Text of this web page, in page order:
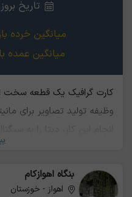
تاریخ
میانگین خرده
میانگین عمده
کارت گرافیک یک قطعه سخت
وظیفه تولید تصاویر برای
تبدیل می کند. کیفیت
دارد. ضایعات این قطعه
بازیافت می کنند.
بنگاه اهوازکام
اهواز - خوزستان